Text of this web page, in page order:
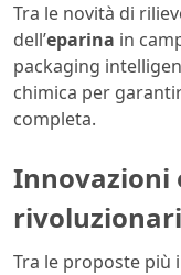
Tra le novità di
dell’eparina in
packaging
chimica per
completa.
Innovazioni
Tra le proposte più